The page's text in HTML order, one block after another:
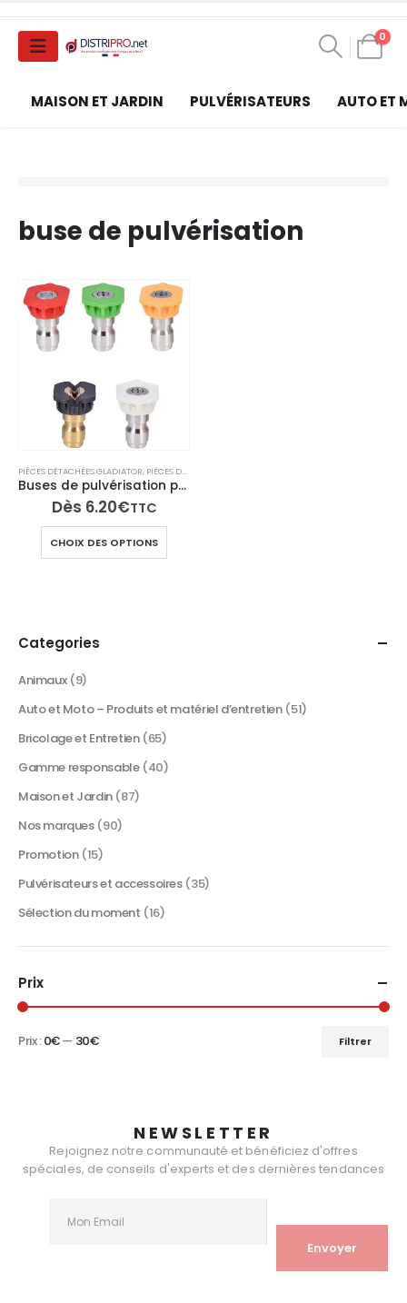
0
MAISON ET JARDIN PULVÉRISATEURS AUTO ET
buse de pulvérisation
PIÈCES DÉTACHÉES GLADIATOR, PIÈCES DÉTACHÉES OUTIWAX
Buses de pulvérisation pour pulvérisateur électrique
Dès 6.20€TTC
CHOIX DES OPTIONS
produit
choisies
page
Categories
Animaux (9)
Auto et Moto – Produits et matériel d’entretien (51)
Bricolage et Entretien (65)
Gamme responsable (40)
Maison et Jardin (87)
Nos marques (90)
Promotion (15)
Pulvérisateurs et accessoires (35)
Sélection du moment (16)
Prix
Filtrer
Prix :0€— 30€
NEWSLETTER
Rejoignez notre communauté et bénéficiez d'offres
spéciales, de conseils d'experts et des dernières tendances